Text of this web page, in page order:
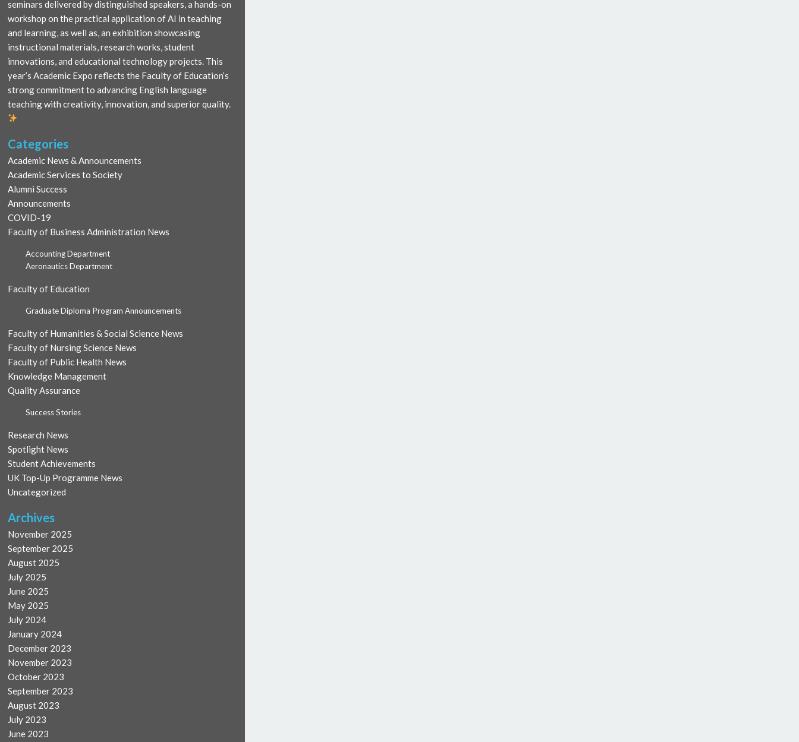
seminars delivered by distinguished speakers, a hands-on
workshop on the practical application of AI in teaching
and learning, as well as, an exhibition showcasing
instructional materials, research works, student
innovations, and educational technology projects. This
year’s Academic Expo reflects the Faculty of Education’s
strong commitment to advancing English language
teaching with creativity, innovation, and superior quality.
Categories
Academic News & Announcements
Academic Services to Society
Alumni Success
Announcements
COVID-19
Faculty of Business Administration News
Accounting Department
Aeronautics Department
Faculty of Education
Graduate Diploma Program Announcements
Faculty of Humanities & Social Science News
Faculty of Nursing Science News
Faculty of Public Health News
Knowledge Management
Quality Assurance
Success Stories
Research News
Spotlight News
Student Achievements
UK Top-Up Programme News
Uncategorized
Archives
November 2025
September 2025
August 2025
July 2025
June 2025
May 2025
July 2024
January 2024
December 2023
November 2023
October 2023
September 2023
August 2023
July 2023
June 2023